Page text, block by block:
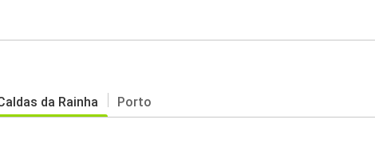
da Rainha Porto